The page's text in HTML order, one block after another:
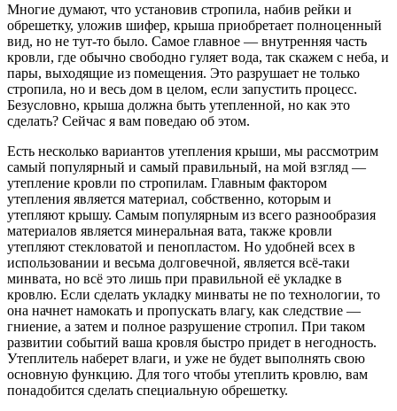
Многие думают, что установив стропила, набив рейки и
обрешетку, уложив шифер, крыша приобретает полноценный
вид, но не тут-то было. Самое главное — внутренняя часть
кровли, где обычно свободно гуляет вода, так скажем с неба, и
пары, выходящие из помещения. Это разрушает не только
стропила, но и весь дом в целом, если запустить процесс.
Безусловно, крыша должна быть утепленной, но как это
сделать? Сейчас я вам поведаю об этом.
Есть несколько вариантов утепления крыши, мы рассмотрим
самый популярный и самый правильный, на мой взгляд —
утепление кровли по стропилам. Главным фактором
утепления является материал, собственно, которым и
утепляют крышу. Самым популярным из всего разнообразия
материалов является минеральная вата, также кровли
утепляют стекловатой и пенопластом. Но удобней всех в
использовании и весьма долговечной, является всё-таки
минвата, но всё это лишь при правильной её укладке в
кровлю. Если сделать укладку минваты не по технологии, то
она начнет намокать и пропускать влагу, как следствие —
гниение, а затем и полное разрушение стропил. При таком
развитии событий ваша кровля быстро придет в негодность.
Утеплитель наберет влаги, и уже не будет выполнять свою
основную функцию. Для того чтобы утеплить кровлю, вам
понадобится сделать специальную обрешетку.